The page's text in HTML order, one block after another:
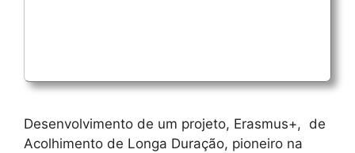
Desenvolvimento de um projeto, Erasmus+, de
Acolhimento de Longa Duração, pioneiro na